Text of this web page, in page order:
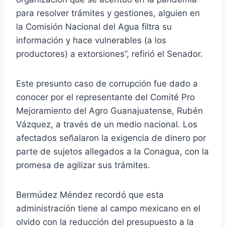
para resolver trámites y gestiones, alguien en
la Comisión Nacional del Agua filtra su
información y hace vulnerables (a los
productores) a extorsiones”, refirió el Senador.
Este presunto caso de corrupción fue dado a
conocer por el representante del Comité Pro
Mejoramiento del Agro Guanajuatense, Rubén
Vázquez, a través de un medio nacional. Los
afectados señalaron la exigencia de dinero por
parte de sujetos allegados a la Conagua, con la
promesa de agilizar sus trámites.
Bermúdez Méndez recordó que esta
administración tiene al campo mexicano en el
olvido con la reducción del presupuesto a la